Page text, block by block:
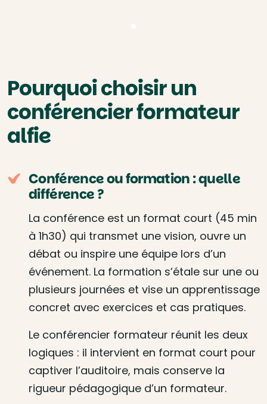
Pourquoi choisir un
conférencier formateur
alfie
Conférence ou formation : quelle
différence ?
La conférence est un format court (45 min
à 1h30) qui transmet une vision, ouvre un
débat ou inspire une équipe lors d’un
événement. La formation s’étale sur une ou
plusieurs journées et vise un apprentissage
concret avec exercices et cas pratiques.
Le conférencier formateur réunit les deux
logiques : il intervient en format court pour
captiver l’auditoire, mais conserve la
rigueur pédagogique d’un formateur.